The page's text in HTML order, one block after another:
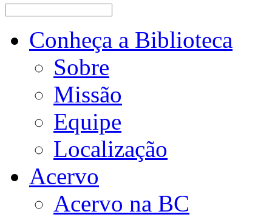
Conheça a Biblioteca
Sobre
Missão
Equipe
Localização
Acervo
Acervo na BC